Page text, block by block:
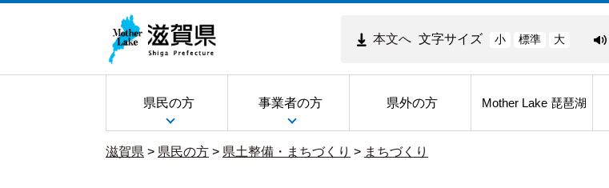
本文へ 文字サイズ 小 標準 大
県民の方 事業者の方 県外の方 Mother Lake 琵琶湖
滋賀県 > 県民の方 > 県土整備・まちづくり > まちづくり